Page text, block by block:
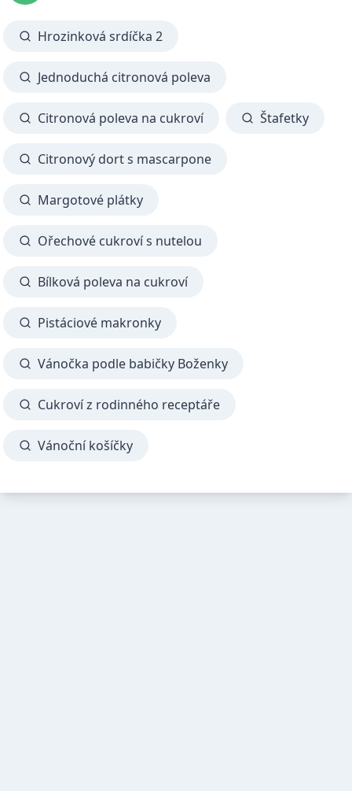
Hrozinková srdíčka 2
Jednoduchá citronová poleva
Citronová poleva na cukroví Štafetky
Citronový dort s mascarpone
Margotové plátky
Ořechové cukroví s nutelou
Bílková poleva na cukroví
Pistáciové makronky
Vánočka podle babičky Boženky
Cukroví z rodinného receptáře
Vánoční košíčky